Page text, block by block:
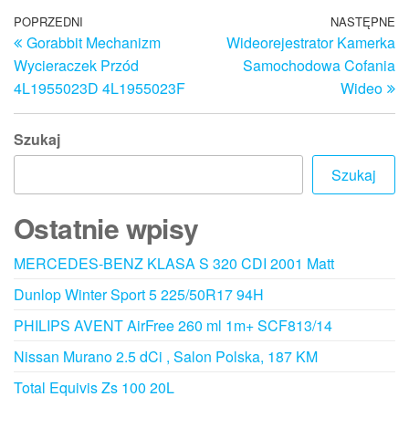
Nawigacja
wpisu
Poprzedni
wpis
POPRZEDNI
Gorabbit Mechanizm
Wycieraczek Przód
4L1955023D 4L1955023F
NASTĘPNE
Wideorejestrator Kamerka
Samochodowa Cofania
Wideo
Szukaj
Szukaj
Ostatnie wpisy
MERCEDES-BENZ KLASA S 320 CDI 2001 Matt
Dunlop Winter Sport 5 225/50R17 94H
PHILIPS AVENT AirFree 260 ml 1m+ SCF813/14
Nissan Murano 2.5 dCi , Salon Polska, 187 KM
Total Equivis Zs 100 20L